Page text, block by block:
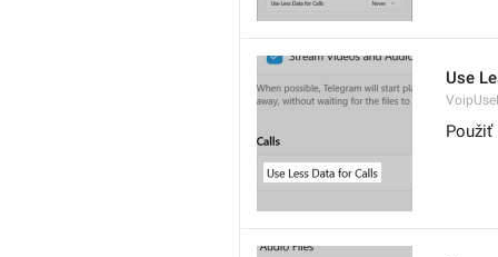
Use
Použiť